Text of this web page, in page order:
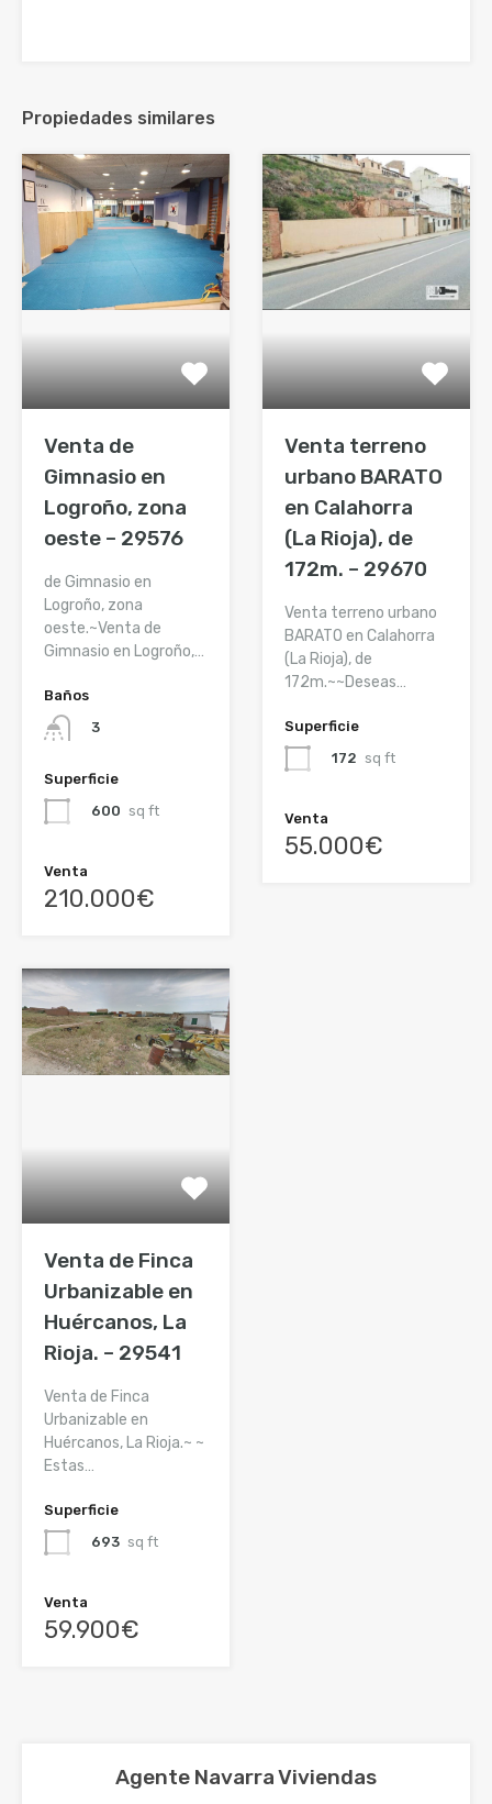
Propiedades similares
Venta de
Gimnasio en
Logroño, zona
oeste – 29576
de Gimnasio en
Logroño, zona
oeste.~Venta de
Gimnasio en Logroño,…
Baños
3
Superficie
600 sq ft
Venta
210.000€
Venta terreno
urbano BARATO
en Calahorra
(La Rioja), de
172m. – 29670
Venta terreno urbano
BARATO en Calahorra
(La Rioja), de
172m.~~Deseas…
Superficie
172 sq ft
Venta
55.000€
Venta de Finca
Urbanizable en
Huércanos, La
Rioja. – 29541
Venta de Finca
Urbanizable en
Huércanos, La Rioja.~ ~
Estas…
Superficie
693 sq ft
Venta
59.900€
Agente Navarra Viviendas